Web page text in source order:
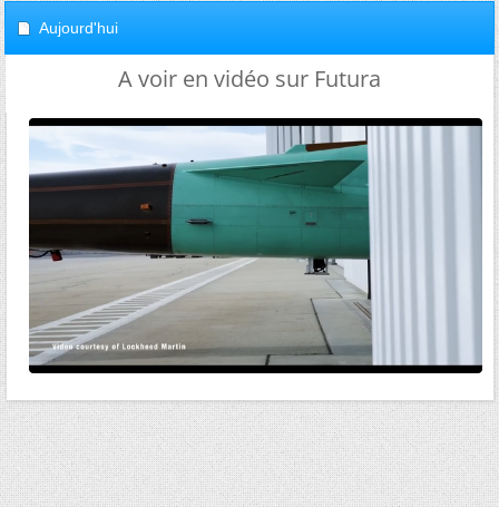
Aujourd'hui
A voir en vidéo sur Futura